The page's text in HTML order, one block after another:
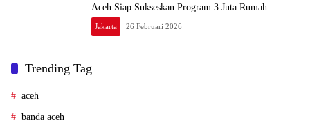
Aceh Siap Sukseskan Program 3 Juta Rumah
Jakarta 26 Februari 2026
Trending Tag
aceh
banda aceh